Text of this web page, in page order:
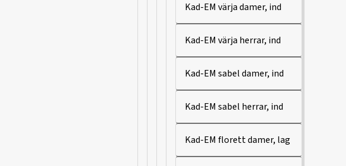
Kad-EM värja damer, ind
Kad-EM värja herrar, ind
Kad-EM sabel damer, ind
Kad-EM sabel herrar, ind
Kad-EM florett damer, lag